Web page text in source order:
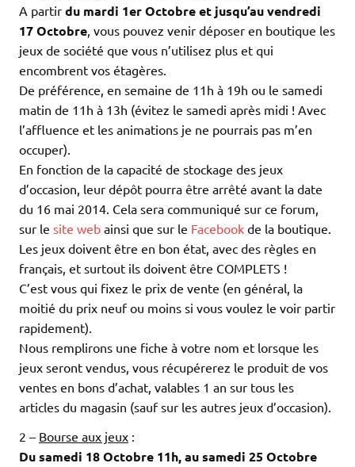
A partir du mardi 1er Octobre et jusqu’au vendredi
17 Octobre, vous pouvez venir déposer en boutique les
jeux de société que vous n’utilisez plus et qui
encombrent vos étagères.
De préférence, en semaine de 11h à 19h ou le samedi
matin de 11h à 13h (évitez le samedi après midi ! Avec
l’affluence et les animations je ne pourrais pas m’en
occuper).
En fonction de la capacité de stockage des jeux
d’occasion, leur dépôt pourra être arrêté avant la date
du 16 mai 2014. Cela sera communiqué sur ce forum,
sur le site web ainsi que sur le Facebook de la boutique.
Les jeux doivent être en bon état, avec des règles en
français, et surtout ils doivent être COMPLETS !
C’est vous qui fixez le prix de vente (en général, la
moitié du prix neuf ou moins si vous voulez le voir partir
rapidement).
Nous remplirons une fiche à votre nom et lorsque les
jeux seront vendus, vous récupérerez le produit de vos
ventes en bons d’achat, valables 1 an sur tous les
articles du magasin (sauf sur les autres jeux d’occasion).
2 – Bourse aux jeux :
Du samedi 18 Octobre 11h, au samedi 25 Octobre